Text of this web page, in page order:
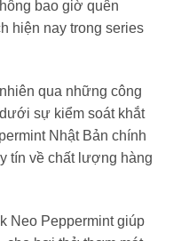
bao giờ quên
hiện nay trong series
qua những công
sự kiểm soát khắt
Nhật Bản chính
tín về chất lượng hàng
Neo Peppermint giúp